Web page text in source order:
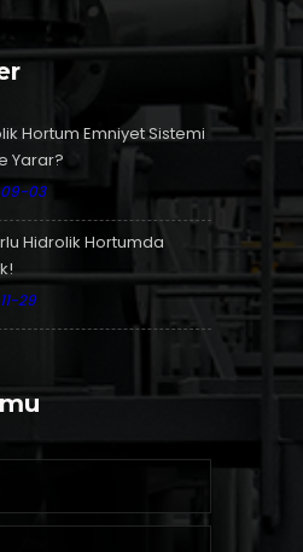
Hortum Emniyet Sistemi
Yarar?
03
Hidrolik Hortumda
29